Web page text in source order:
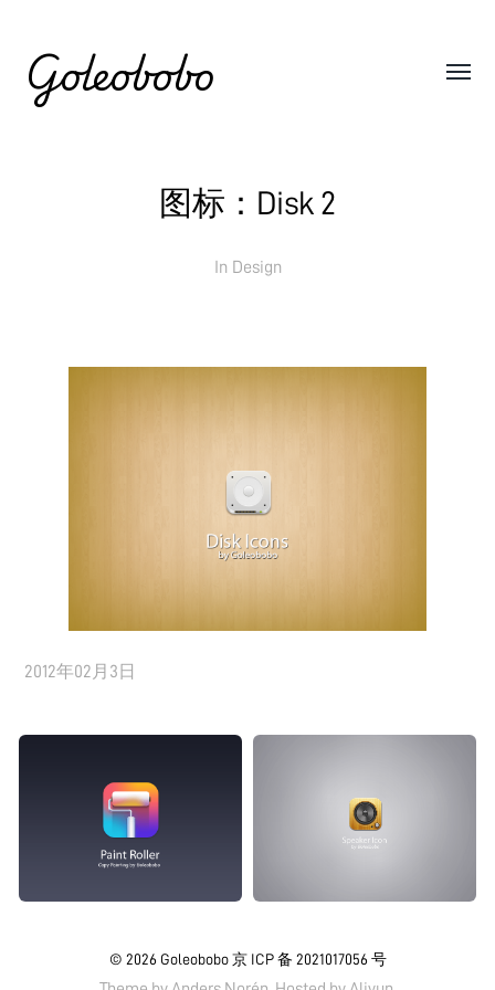
Goleobobo
图标：Disk 2
In Design
2012年02月3日
© 2026 Goleobobo 京 ICP 备 2021017056 号